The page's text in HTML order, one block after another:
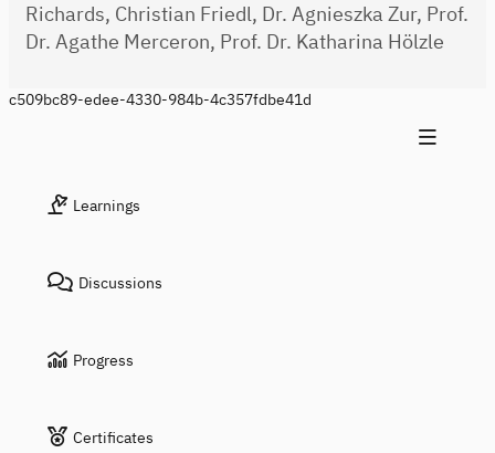
Richards, Christian Friedl, Dr. Agnieszka Zur, Prof.
Dr. Agathe Merceron, Prof. Dr. Katharina Hölzle
c509bc89-edee-4330-984b-4c357fdbe41d
Learnings
Discussions
Progress
Certificates